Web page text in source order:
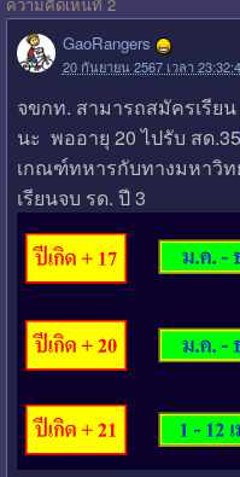
ความคิดเห็นที่ 2
GaoRangers
20 กันยายน 2567 เวลา
จขกท. สามารถสมัครเรีย
นะ พออายุ 20 ไปรับ สด
เกณฑ์ทหารกับทางมหาวิท
เรียนจบ รด. ปี 3